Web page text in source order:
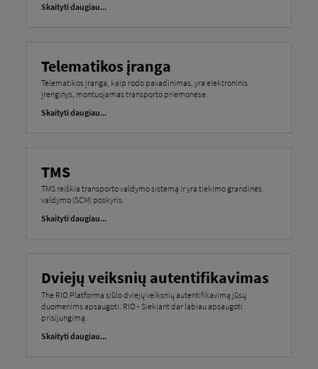
Skaityti daugiau...
Telematikos įranga
Telematikos įranga, kaip rodo pavadinimas, yra elektroninis
įrenginys, montuojamas transporto priemonėse.
Skaityti daugiau...
TMS
TMS reiškia transporto valdymo sistemą ir yra tiekimo grandinės
valdymo (SCM) poskyris.
Skaityti daugiau...
Dviejų veiksnių autentifikavimas
The RIO Platforma siūlo dviejų veiksnių autentifikavimą jūsų
duomenims apsaugoti. RIO - Siekiant dar labiau apsaugoti
prisijungimą.
Skaityti daugiau...